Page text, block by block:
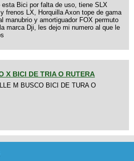
esta Bici por falta de uso, tiene SLX
frenos LX, Horquilla Axon tope de gama
manubrio y amortiguador FOX permuto
marca Dji, les dejo mi numero al que le
X BICI DE TRIA O RUTERA
M BUSCO BICI DE TURA O